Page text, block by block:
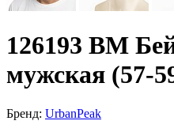
126193 BM
мужская (57-
Бренд: UrbanPeak